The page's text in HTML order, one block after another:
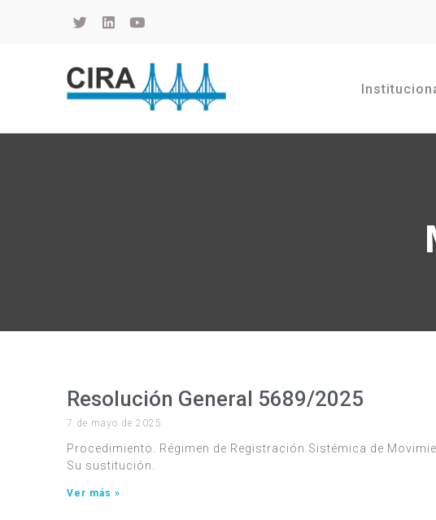
Resolución General 5689/2025
7 de mayo de 2025
Procedimiento. Régimen de Registración Sistémica de
Su sustitución.
Ver más »